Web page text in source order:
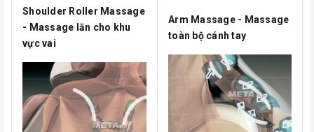
Shoulder Roller Massage
- Massage lăn cho khu
vực vai
Arm Massage - Massage
toàn bộ cánh tay